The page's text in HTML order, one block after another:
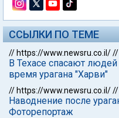
ССЫЛКИ ПО ТЕМЕ
// https://www.newsru.co.il///
В Техасе спасают
время урагана "Харви"
// https://www.newsru.co.il///
Наводнение после
Фоторепортаж